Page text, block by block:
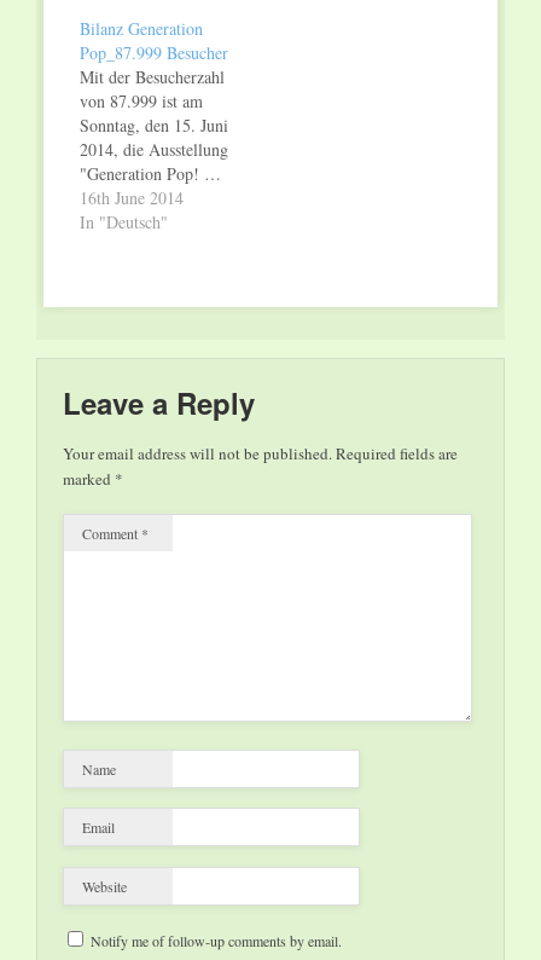
Eröffnungsfeier zu
"Generation Pop!" mit
mehreren Konzerten
am Samstag, den 14.
September 2013,
Eintritt frei Mit
mehreren Konzerten
und schon einen Tag
vor der eigentlichen
Bilanz Generation
Pop_87.999 Besucher
Mit der Besucherzahl
von 87.999 ist am
Sonntag, den 15. Juni
2014, die Ausstellung
"Generation Pop! …
hear me, feel me, love
me!" im
des Weltkulturerbes
Völklinger Hütte
Ursprünglich hatte das
Weltkulturerbe
Völklinger Hütte mit
einer…
16th June 2014
In "Deutsch"
Leave a Reply
Your email address will not be published.Required fields are
marked *
Comment *
Name
Email
Website
Notify me of follow-up comments by email.